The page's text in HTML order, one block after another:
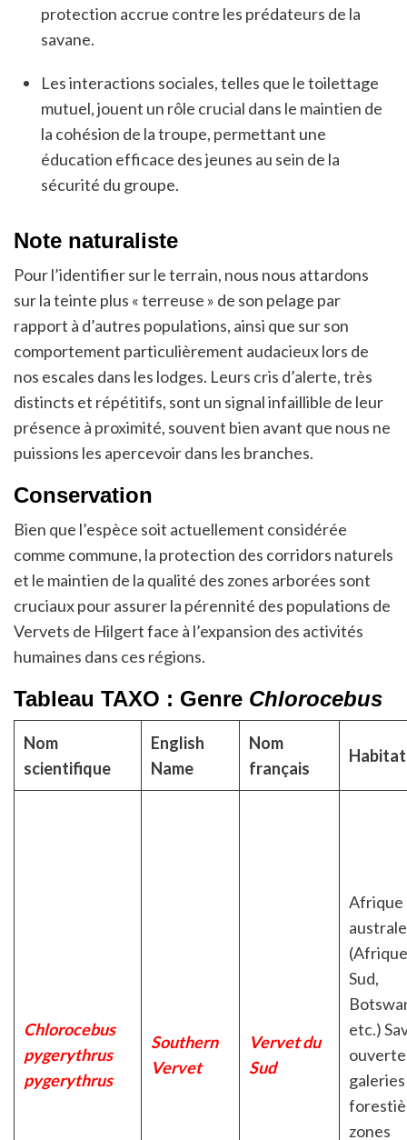
protection accrue contre les prédateurs de la
savane.
Les interactions sociales, telles que le toilettage
mutuel, jouent un rôle crucial dans le maintien de
la cohésion de la troupe, permettant une
éducation efficace des jeunes au sein de la
sécurité du groupe.
Note naturaliste
Pour l’identifier sur le terrain, nous nous attardons
sur la teinte plus « terreuse » de son pelage par
rapport à d’autres populations, ainsi que sur son
comportement particulièrement audacieux lors de
nos escales dans les lodges. Leurs cris d’alerte, très
distincts et répétitifs, sont un signal infaillible de leur
présence à proximité, souvent bien avant que nous ne
puissions les apercevoir dans les branches.
Conservation
Bien que l’espèce soit actuellement considérée
comme commune, la protection des corridors naturels
et le maintien de la qualité des zones arborées sont
cruciaux pour assurer la pérennité des populations de
Vervets de Hilgert face à l’expansion des activités
humaines dans ces régions.
Tableau TAXO : Genre Chlorocebus
Nom
scientifique
English
Name
Nom
français
Habitat
Chlorocebus
pygerythrus
pygerythrus
Southern
Vervet
Vervet du
Sud
Afrique
australe
Sud,
etc.)
galeries
zones